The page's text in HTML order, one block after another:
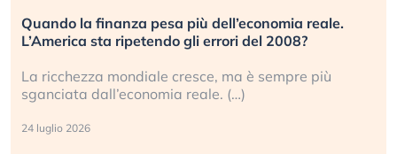
Quando la finanza pesa più dell’economia reale.
L’America sta ripetendo gli errori del 2008?
La ricchezza mondiale cresce, ma è sempre più
sganciata dall’economia reale. (…)
24 luglio 2026